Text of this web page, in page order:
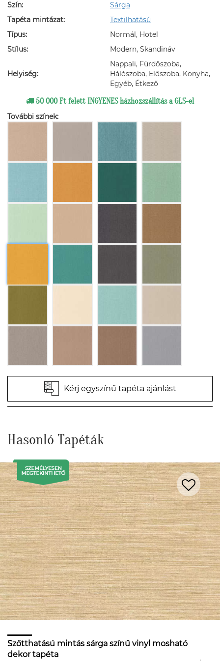
Szín:
Sárga
Tapéta mintázat:
Textilhatású
Típus:
Normál, Hotel
Stílus:
Modern, Skandináv
Helyiség:
Nappali, Fürdőszoba,
Hálószoba, Előszoba, Konyha,
Egyéb, Étkező
50 000 Ft felett INGYENES házhozszállítás a GLS-el
További színek:
Kérj egyszínű tapéta ajánlást
Hasonló Tapéták
Szőtthatású mintás sárga színű vinyl mosható
dekor tapéta